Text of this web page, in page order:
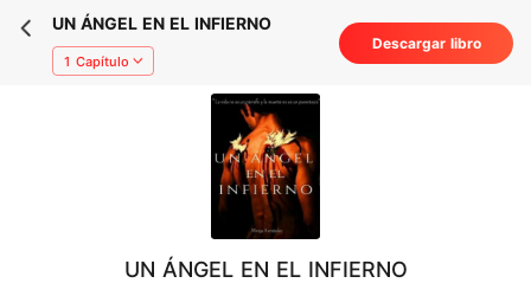
UN ÁNGEL EN EL INFIERNO
1 Capítulo
Descargar libro
UN ÁNGEL EN EL INFIERNO